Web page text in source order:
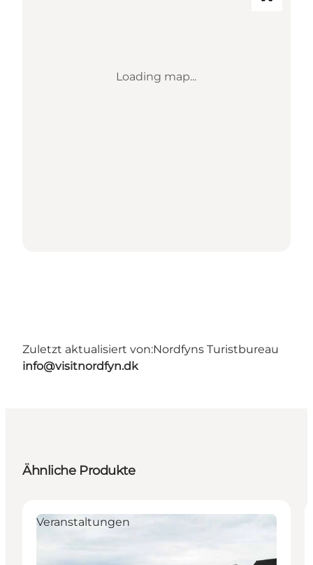
Loading map...
Zuletzt aktualisiert von:Nordfyns Turistbureau
info@visitnordfyn.dk
Ähnliche Produkte
Veranstaltungen